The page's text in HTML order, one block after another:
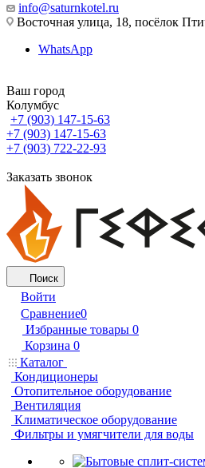
info@saturnkotel.ru
Восточная улица, 18, посёлок
WhatsApp
Ваш город
Колумбус
+7 (903) 147-15-63
+7 (903) 147-15-63
+7 (903) 722-22-93
Заказать звонок
Поиск
Войти
Сравнение0
Избранные товары 0
Корзина 0
Каталог
Кондиционеры
Отопительное оборудование
Вентиляция
Климатическое оборудование
Фильтры и умягчители для воды